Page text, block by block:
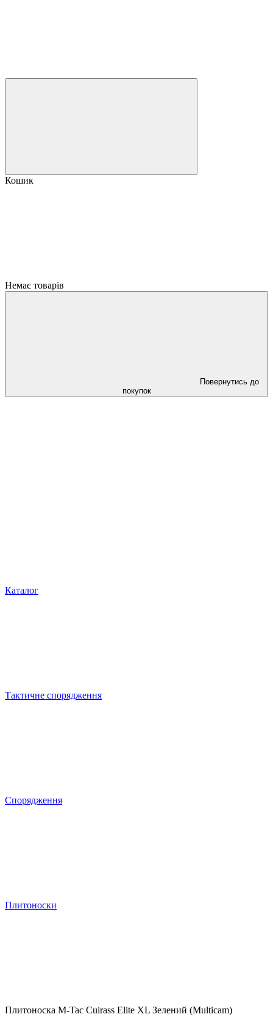
Кошик
Немає товарів
Повернутись до
покупок
Каталог
Тактичне спорядження
Спорядження
Плитоноски
Плитоноска M-Tac Cuirass Elite XL Зелений (Multicam)